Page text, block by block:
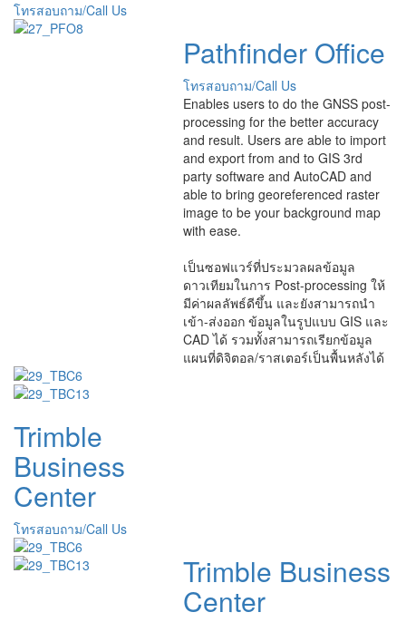
โทรสอบถาม/Call Us
Pathfinder Office
โทรสอบถาม/Call Us
Enables users to do the GNSS post-
processing for the better accuracy
and result. Users are able to import
and export from and to GIS 3rd
party software and AutoCAD and
able to bring georeferenced raster
image to be your background map
with ease.
เป็นซอฟแวร์ที่ประมวลผลข้อมูล
ดาวเทียมในการ Post-processing ให้
มีค่าผลลัพธ์ดีขึ้น และยังสามารถนำ
เข้า-ส่งออก ข้อมูลในรูปแบบ GIS และ
CAD ได้ รวมทั้งสามารถเรียกข้อมูล
แผนที่ดิจิตอล/ราสเตอร์เป็นพื้นหลังได้
Trimble
Business
Center
โทรสอบถาม/Call Us
Trimble Business
Center